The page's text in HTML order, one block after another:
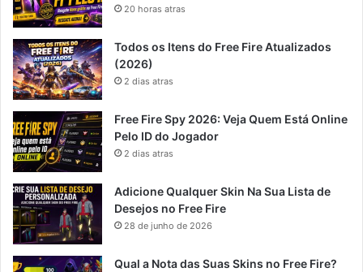
20 horas atras
Todos os Itens do Free Fire Atualizados
(2026)
2 dias atras
Free Fire Spy 2026: Veja Quem Está Online
Pelo ID do Jogador
2 dias atras
Adicione Qualquer Skin Na Sua Lista de
Desejos no Free Fire
28 de junho de 2026
Qual a Nota das Suas Skins no Free Fire?